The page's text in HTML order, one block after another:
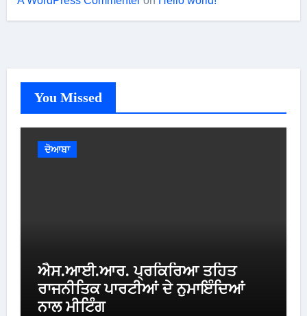
You Missed
ਦੋਆਬਾ
ਐਸ.ਆਈ.ਆਰ. ਪ੍ਰਕਿਰਿਆ ਤਹਿਤ
ਰਾਜਨੀਤਿਕ ਪਾਰਟੀਆਂ ਦੇ ਨੁਮਾਇੰਦਿਆਂ
ਨਾਲ ਮੀਟਿੰਗ